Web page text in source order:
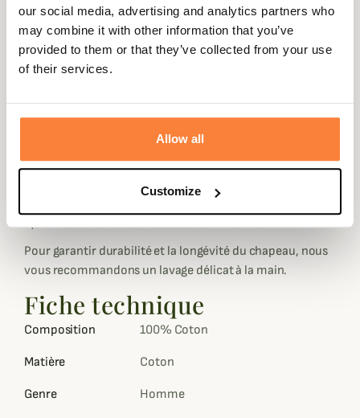
our social media, advertising and analytics partners who
may combine it with other information that you’ve
provided to them or that they’ve collected from your use
of their services.
Allow all
Customize
balade en pleine nature, lors de voyages ou bien pour
travailler à l'extérieur grâce à sa protection anti-UV 40+.
Ce couvre-chef pour homme offre un look décontracté
et affirmé et traverse les générations grâce à son style
Conçu en 100% coton, ce modèle de couleurs marron
dispose d'une bordure en cuir qui vient contrasté le tissu
où l'on retrouve l'emblème de la marque sur un écusson
6,5cm et d'une hauteur de tête d'environ 12cm.
Pour garantir durabilité et la longévité du chapeau, nous
vous recommandons un lavage délicat à la main.
Fiche technique
Composition 100% Coton
Matière Coton
Genre Homme